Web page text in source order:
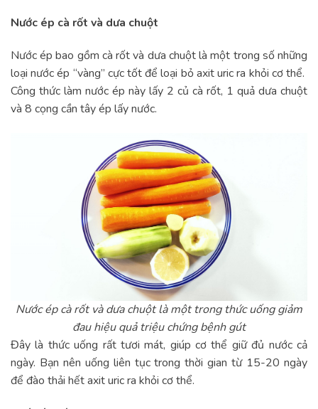
Nước ép cà rốt và dưa chuột
Nước ép bao gồm cà rốt và dưa chuột là một trong số những
loại nước ép “vàng” cực tốt để loại bỏ axit uric ra khỏi cơ thể.
Công thức làm nước ép này lấy 2 củ cà rốt, 1 quả dưa chuột
và 8 cọng cần tây ép lấy nước.
Nước ép cà rốt và dưa chuột là một trong thức uống giảm
đau hiệu quả triệu chứng bệnh gút
Đây là thức uống rất tươi mát, giúp cơ thể giữ đủ nước cả
ngày. Bạn nên uống liên tục trong thời gian từ 15-20 ngày
để đào thải hết axit uric ra khỏi cơ thể.